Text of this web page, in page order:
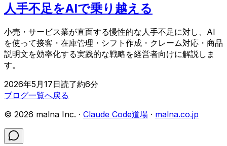
人手不足をAIで乗り越える
小売・サービス業が直面する慢性的な人手不足に対し、AI
を使って接客・在庫管理・シフト作成・クレーム対応・商品
説明文を効率化する実践的な戦略を経営者向けに解説しま
す。
2026年5月17日読了約6分
ブログ一覧へ戻る
© 2026 malna Inc. · Claude Code道場 · malna.co.jp